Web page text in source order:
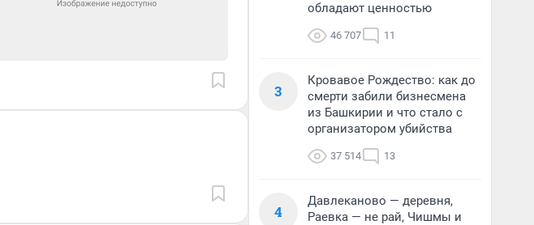
обладают ценностью
46 707 11
3
Кровавое Рождество: как до
смерти забили бизнесмена
из Башкирии и что стало с
организатором убийства
37 514 13
4
Давлеканово — деревня,
Раевка — не рай, Чишмы и